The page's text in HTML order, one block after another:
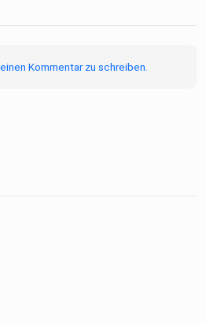
Kommentar zu schreiben.